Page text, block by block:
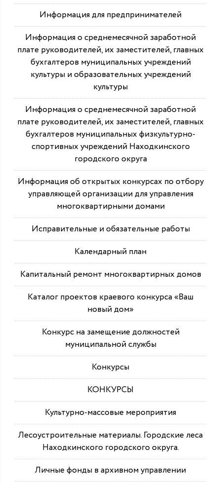
Информация для предпринимателей
Информация о среднемесячной заработной
плате руководителей, их заместителей, главных
бухгалтеров муниципальных учреждений
культуры и образовательных учреждений
культуры
Информация о среднемесячной заработной
плате руководителей, их заместителей, главных
бухгалтеров муниципальных физкультурно-
спортивных учреждений Находкинского
городского округа
Информация об открытых конкурсах по отбору
управляющей организации для управления
многоквартирными домами
Исправительные и обязательные работы
Календарный план
Капитальный ремонт многоквартирных домов
Каталог проектов краевого конкурса «Ваш
новый дом»
Конкурс на замещение должностей
муниципальной службы
Конкурсы
КОНКУРСЫ
Культурно-массовые мероприятия
Лесоустроительные материалы. Городские леса
Находкинского городского округа.
Личные фонды в архивном управлении